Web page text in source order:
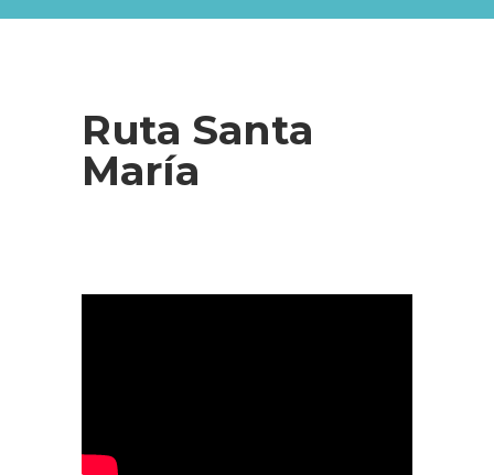
Ruta Santa
María